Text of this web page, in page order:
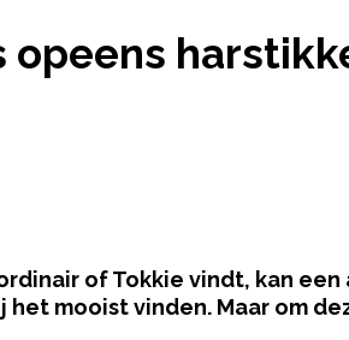
opeens
of Tokkie vindt, kan
mooist vinden. Maar om